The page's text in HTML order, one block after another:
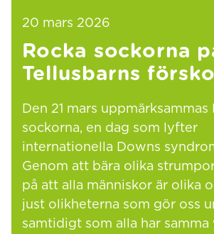
20 mars 2026
Rocka sockorna
Tellusbarns
Den 21 mars uppmärksammas
sockorna, en dag som lyfter
internationella Downs
Genom att bära olika
på att alla människor är olika
just olikheterna som gör oss
samtidigt som alla har samma